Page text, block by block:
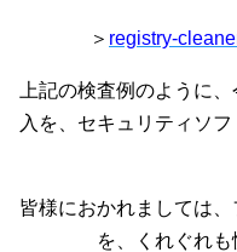
＞ registry-
上記の検査例のように
入を、セキュリティソ
皆様におかれましては
を、くれぐれも